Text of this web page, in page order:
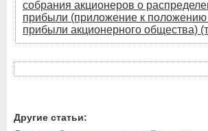
собрания акционеров о
прибыли (приложение к
прибыли акционерного общества)
Другие статьи: